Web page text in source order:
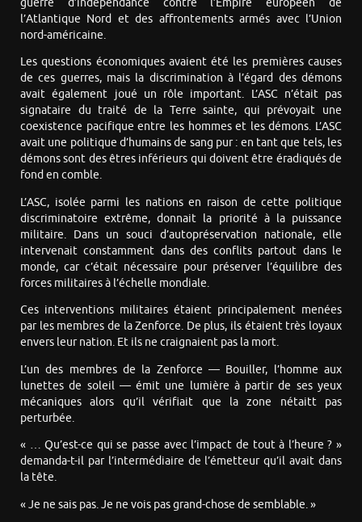
l’Atlantique Nord et des affrontements armés avec l’Union
nord-américaine.
Les questions économiques avaient été les premières causes
de ces guerres, mais la discrimination à l’égard des démons
avait également joué un rôle important. L’ASC n’était pas
signataire du traité de la Terre sainte, qui prévoyait une
coexistence pacifique entre les hommes et les démons. L’ASC
avait une politique d’humains de sang pur : en tant que tels, les
démons sont des êtres inférieurs qui doivent être éradiqués de
fond en comble.
L’ASC, isolée parmi les nations en raison de cette politique
discriminatoire extrême, donnait la priorité à la puissance
militaire. Dans un souci d’autopréservation nationale, elle
intervenait constamment dans des conflits partout dans le
monde, car c’était nécessaire pour préserver l’équilibre des
forces militaires à l’échelle mondiale.
Ces interventions militaires étaient principalement menées
par les membres de la Zenforce. De plus, ils étaient très loyaux
envers leur nation. Et ils ne craignaient pas la mort.
L’un des membres de la Zenforce — Bouiller, l’homme aux
lunettes de soleil — émit une lumière à partir de ses yeux
mécaniques alors qu’il vérifiait que la zone nétaitt pas
perturbée.
« … Qu’est-ce qui se passe avec l’impact de tout à l’heure ? »
demanda-t-il par l’intermédiaire de l’émetteur qu’il avait dans
la tête.
« Je ne sais pas. Je ne vois pas grand-chose de semblable. »